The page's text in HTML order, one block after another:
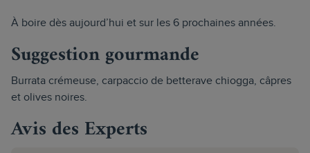
À boire dès aujourd’hui et sur les 6 prochaines années.
Suggestion gourmande
Burrata crémeuse, carpaccio de betterave chiogga, câpres
et olives noires.
Avis des Experts